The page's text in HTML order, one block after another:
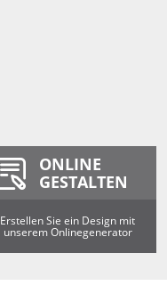
ONLINE
GESTALTEN
Erstellen Sie ein Design mit
unserem Onlinegenerator